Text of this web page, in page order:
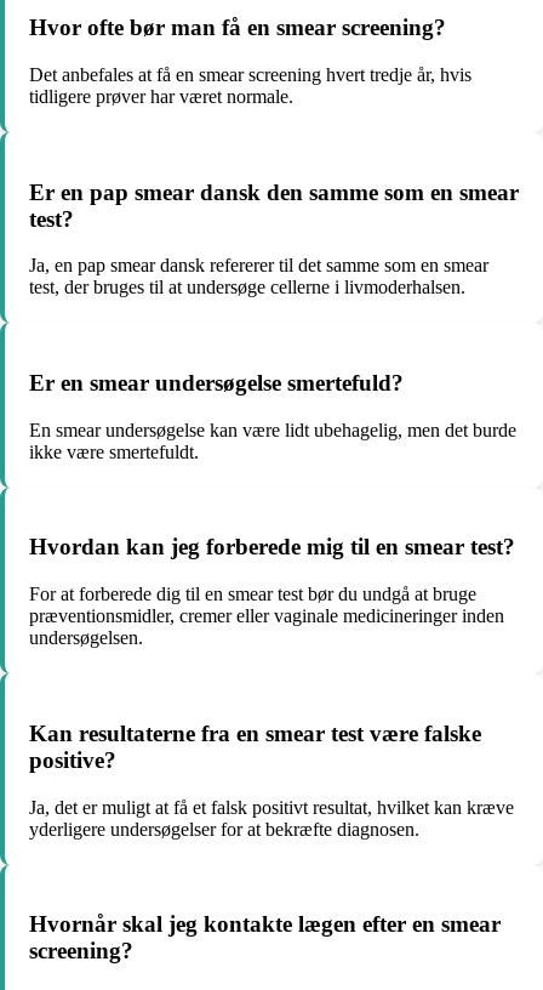
Hvor ofte bør man få en smear screening?
Det anbefales at få en smear screening hvert tredje år, hvis
tidligere prøver har været normale.
Er en pap smear dansk den samme som en smear
test?
Ja, en pap smear dansk refererer til det samme som en smear
test, der bruges til at undersøge cellerne i livmoderhalsen.
Er en smear undersøgelse smertefuld?
En smear undersøgelse kan være lidt ubehagelig, men det burde
ikke være smertefuldt.
Hvordan kan jeg forberede mig til en smear test?
For at forberede dig til en smear test bør du undgå at bruge
præventionsmidler, cremer eller vaginale medicineringer inden
undersøgelsen.
Kan resultaterne fra en smear test være falske
positive?
Ja, det er muligt at få et falsk positivt resultat, hvilket kan kræve
yderligere undersøgelser for at bekræfte diagnosen.
Hvornår skal jeg kontakte lægen efter en smear
screening?